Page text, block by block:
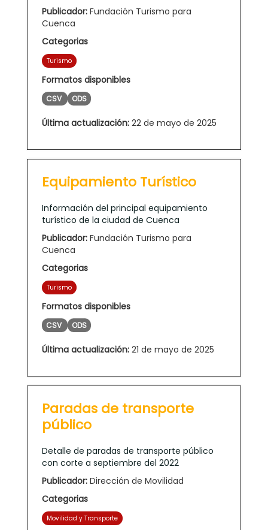
Publicador: Fundación Turismo para
Cuenca
Categorias
Turismo
Formatos disponibles
CSV ODS
Última actualización: 22 de mayo de 2025
Equipamiento Turístico
Información del principal equipamiento
turístico de la ciudad de Cuenca
Publicador: Fundación Turismo para
Cuenca
Categorias
Turismo
Formatos disponibles
CSV ODS
Última actualización: 21 de mayo de 2025
Paradas de transporte
público
Detalle de paradas de transporte público
con corte a septiembre del 2022
Publicador: Dirección de Movilidad
Categorias
Movilidad y Transporte